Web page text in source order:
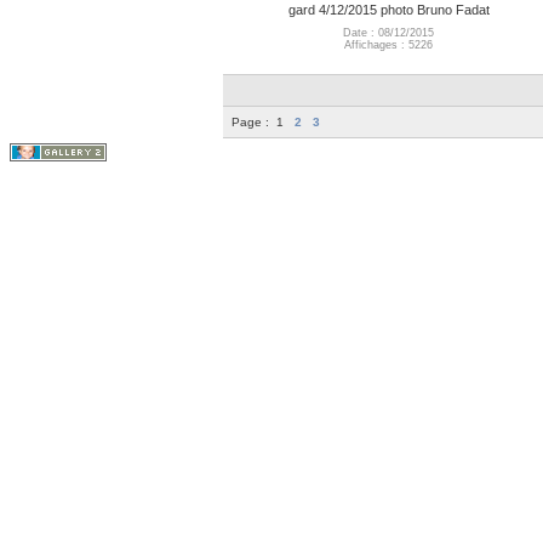
gard 4/12/2015 photo Bruno Fadat
Date : 08/12/2015
Affichages : 5226
Page : 1 2 3